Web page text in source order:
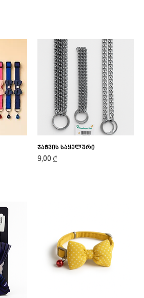
Quick View
ჯაჭვის საყელური
Price
9,00 ₾